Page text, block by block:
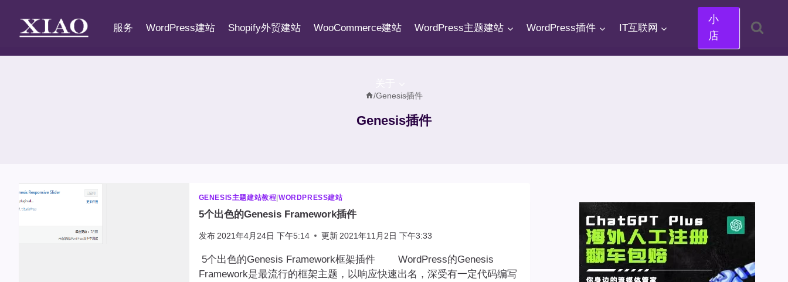
容
服务 WordPress建站 Shopify外贸建站 WooCommerce建站 WordPress主题建站 WordPress插件 IT互联网
小
店
/Genesis插件
Genesis插件
GENESIS主题建站教程 WORDPRESS建站
5个出色的Genesis Framework插件
发布 2021年4月24日 下午5:14 更新 2021年11月2日 下午3:33
5个出色的Genesis Framework框架插件 WordPress的Genesis
Framework是最流行的框架主题，以响应快速出名，深受有一定代码编写